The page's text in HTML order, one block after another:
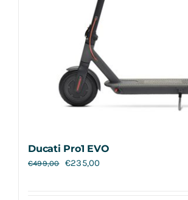
Ducati Pro1 EVO
€499,00 €235,00